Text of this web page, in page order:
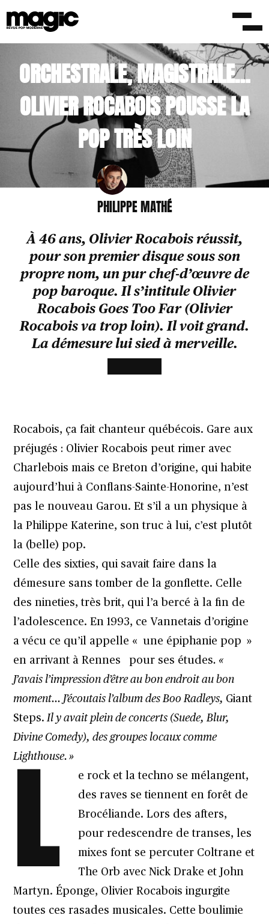
ORCHESTRALE, MAGISTRALE…
OLIVIER ROCABOIS POUSSE LA
POP TRÈS LOIN
PHILIPPE MATHÉ
À 46 ans, Olivier Rocabois réussit,
pour son premier disque sous son
propre nom, un pur chef-d’œuvre de
pop baroque. Il s’intitule Olivier
Rocabois Goes Too Far (Olivier
Rocabois va trop loin). Il voit grand.
La démesure lui sied à merveille.
Rocabois, ça fait chanteur québécois. Gare aux
préjugés : Olivier Rocabois peut rimer avec
Charlebois mais ce Breton d’origine, qui habite
aujourd’hui à Conflans-Sainte-Honorine, n’est
pas le nouveau Garou. Et s’il a un physique à
la Philippe Katerine, son truc à lui, c’est plutôt
la (belle) pop.
Celle des sixties, qui savait faire dans la
démesure sans tomber de la gonflette. Celle
des nineties, très brit, qui l’a bercé à la fin de
l’adolescence. En 1993, ce Vannetais d’origine
a vécu ce qu’il appelle « une épiphanie pop »
en arrivant à Rennes pour ses études. «
J’avais l’impression d’être au bon endroit au bon
moment… J’écoutais l’album des Boo Radleys, Giant
Steps. Il y avait plein de concerts (Suede, Blur,
Divine Comedy), des groupes locaux comme
Lighthouse. »
L
e rock et la techno se mélangent,
des raves se tiennent en forêt de
Brocéliande. Lors des afters,
pour redescendre de transes, les
mixes font se percuter Coltrane et
The Orb avec Nick Drake et John
Martyn. Éponge, Olivier Rocabois ingurgite
toutes ces rasades musicales. Cette boulimie